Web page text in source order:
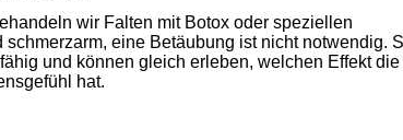
wir Falten mit Botox oder speziellen
eine Betäubung ist nicht notwendig.
und können gleich erleben, welchen Effekt die
hat.